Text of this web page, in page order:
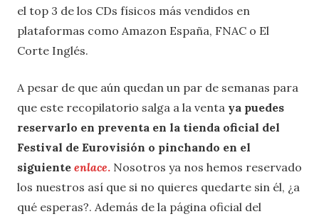
el top 3 de los CDs físicos más vendidos en
plataformas como Amazon España, FNAC o El
Corte Inglés.
A pesar de que aún quedan un par de semanas para
que este recopilatorio salga a la venta ya puedes
reservarlo en preventa en la tienda oficial del
Festival de Eurovisión o pinchando en el
siguiente enlace. Nosotros ya nos hemos reservado
los nuestros así que si no quieres quedarte sin él, ¿a
qué esperas?. Además de la página oficial del